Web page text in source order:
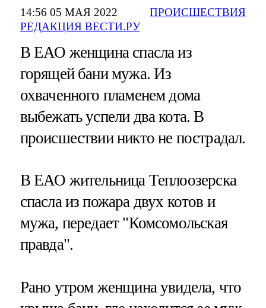
14:56 05 МАЯ 2022
РЕДАКЦИЯ ВЕСТИ.РУ
ПРОИСШЕСТВИЯ
В ЕАО женщина спасла из
горящей бани мужа. Из
охваченного пламенем дома
выбежать успели два кота. В
происшествии никто не пострадал.
В ЕАО жительница Теплоозерска
спасла из пожара двух котов и
мужа, передает "Комсомольская
правда".
Рано утром женщина увидела, что